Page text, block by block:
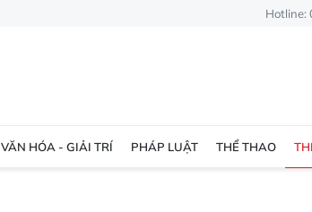
Hotline:
VĂN HÓA - GIẢI TRÍ PHÁP LUẬT THỂ THAO